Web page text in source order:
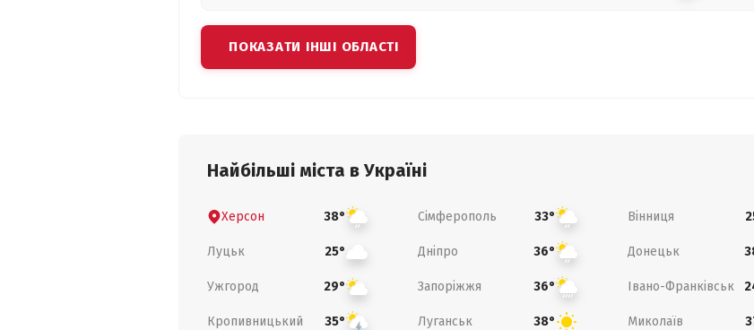
ПОКАЗАТИ ІНШІ ОБЛАСТІ
Найбільші міста в Україні
Херсон 38° Сімферополь 33° Вінниця
Луцьк 25° Дніпро 36° Донецьк
Ужгород 29° Запоріжжя 36° Івано-Франківськ
Кропивницький 35° Луганськ 38° Миколаїв